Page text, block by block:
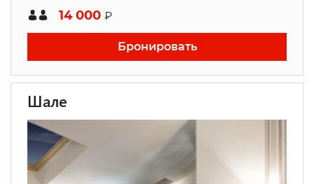
14 000 ₽
Бронировать
Шале